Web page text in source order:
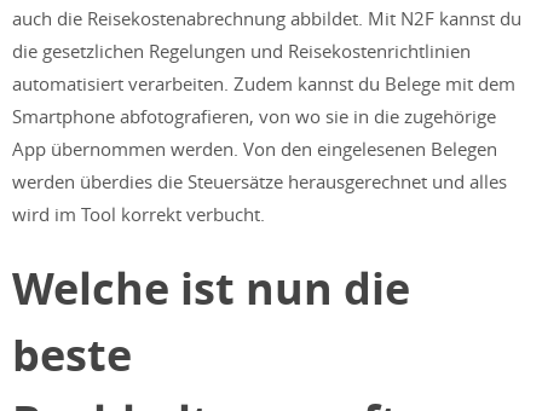
auch die Reisekostenabrechnung abbildet. Mit N2F kannst du
die gesetzlichen Regelungen und Reisekostenrichtlinien
automatisiert verarbeiten. Zudem kannst du Belege mit dem
Smartphone abfotografieren, von wo sie in die zugehörige
App übernommen werden. Von den eingelesenen Belegen
werden überdies die Steuersätze herausgerechnet und alles
wird im Tool korrekt verbucht.
Welche ist nun die
beste